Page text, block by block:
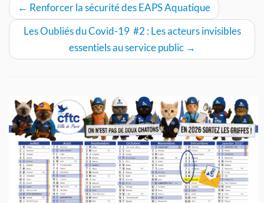
← Renforcer la sécurité des EAPS Aquatique
Les Oubliés du Covid-19 #2 : Les acteurs invisibles
essentiels au service public →